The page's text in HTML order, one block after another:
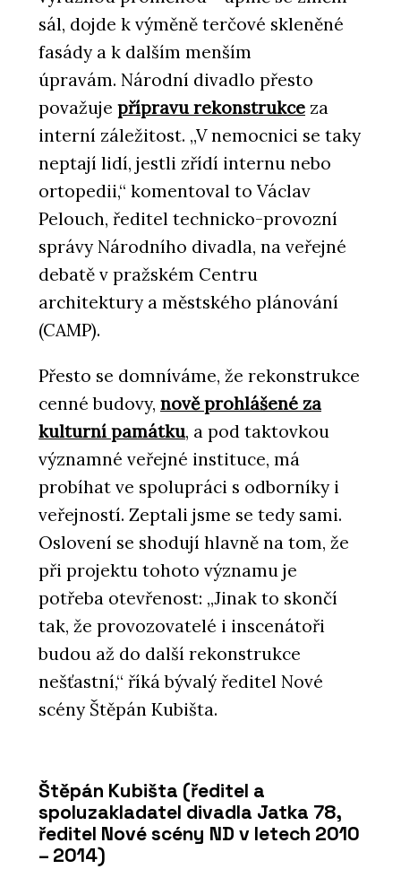
sál, dojde k výměně terčové skleněné
fasády a k dalším menším
úpravám. Národní divadlo přesto
považuje přípravu rekonstrukce za
interní záležitost. „V nemocnici se taky
neptají lidí, jestli zřídí internu nebo
ortopedii,“ komentoval to Václav
Pelouch, ředitel technicko-provozní
správy Národního divadla, na veřejné
debatě v pražském Centru
architektury a městského plánování
(CAMP).
Přesto se domníváme, že rekonstrukce
cenné budovy, nově prohlášené za
kulturní památku, a pod taktovkou
významné veřejné instituce, má
probíhat ve spolupráci s odborníky i
veřejností. Zeptali jsme se tedy sami.
Oslovení se shodují hlavně na tom, že
při projektu tohoto významu je
potřeba otevřenost: „Jinak to skončí
tak, že provozovatelé i inscenátoři
budou až do další rekonstrukce
nešťastní,“ říká bývalý ředitel Nové
scény Štěpán Kubišta.
Štěpán Kubišta (ředitel a
spoluzakladatel divadla Jatka 78,
ředitel Nové scény ND v letech 2010
– 2014)